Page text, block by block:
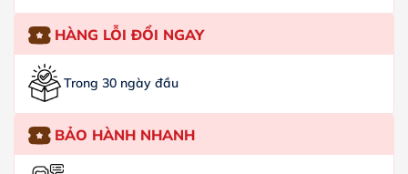
HÀNG LỖI ĐỔI NGAY
Trong 30 ngày đầu
BẢO HÀNH NHANH